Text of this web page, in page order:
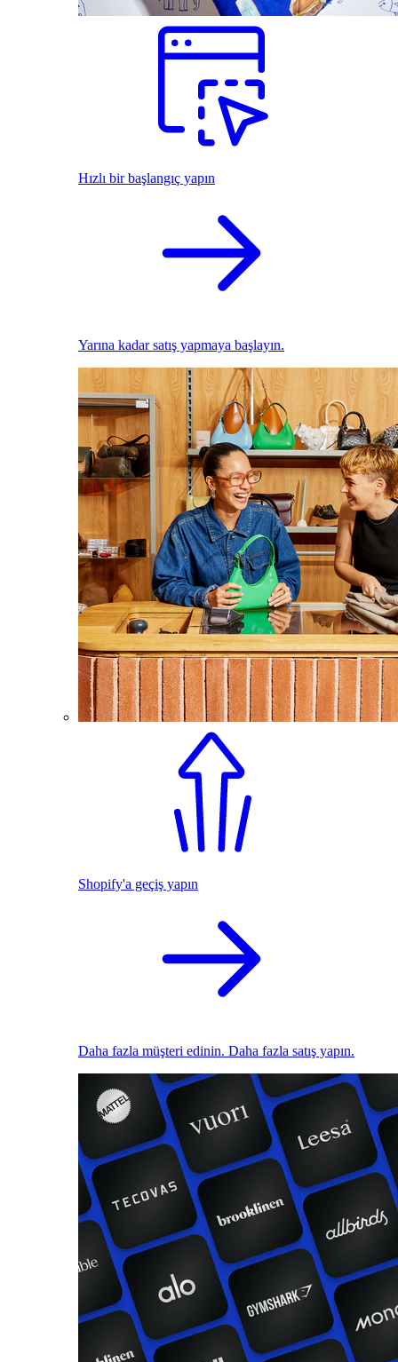
Hızlı bir başlangıç yapın
Yarına kadar satış yapmaya başlayın.
Shopify'a geçiş yapın
Daha fazla müşteri edinin. Daha fazla satış yapın.